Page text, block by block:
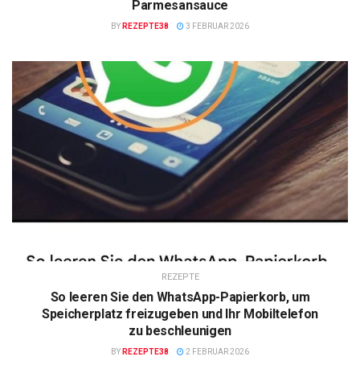
Parmesansauce
BY REZEPTE38 3 FEBRUAR 2026
REZEPTE
So leeren Sie den WhatsApp-Papierkorb, um
Speicherplatz freizugeben und Ihr Mobiltelefon
zu beschleunigen
BY REZEPTE38 2 FEBRUAR 2026